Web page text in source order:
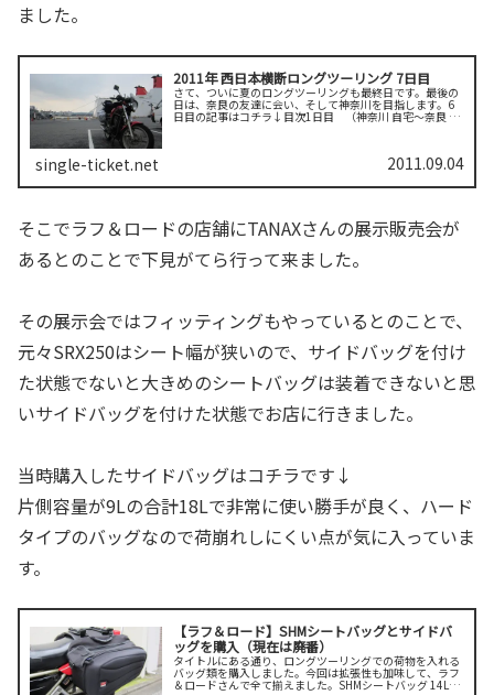
ました。
2011年 西日本横断ロングツーリング 7日目
さて、ついに夏のロングツーリングも最終日です。最後の
日は、奈良の友達に会い、そして神奈川を目指します。6
日目の記事はコチラ↓目次1日目 （神奈川 自宅～奈良 針
single-ticket.net 2011.09.04
そこでラフ＆ロードの店舗にTANAXさんの展示販売会が
あるとのことで下見がてら行って来ました。
その展示会ではフィッティングもやっているとのことで、
元々SRX250はシート幅が狭いので、サイドバッグを付け
た状態でないと大きめのシートバッグは装着できないと思
いサイドバッグを付けた状態でお店に行きました。
当時購入したサイドバッグはコチラです↓
片側容量が9Lの合計18Lで非常に使い勝手が良く、ハード
タイプのバッグなので荷崩れしにくい点が気に入っていま
す。
【ラフ＆ロード】SHMシートバッグとサイドバ
ッグを購入（現在は廃番）
タイトルにある通り、ロングツーリングでの荷物を入れる
バッグ類を購入しました。今回は拡張性も加味して、ラフ
＆ロードさんで全て揃えました。SHMシートバッグ 14L※